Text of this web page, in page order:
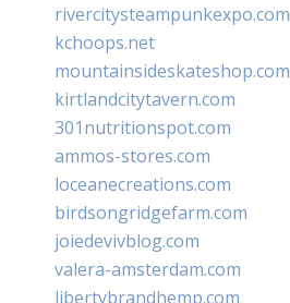
rivercitysteampunkexpo.com
kchoops.net
mountainsideskateshop.com
kirtlandcitytavern.com
301nutritionspot.com
ammos-stores.com
loceanecreations.com
birdsongridgefarm.com
joiedevivblog.com
valera-amsterdam.com
libertybrandhemp.com